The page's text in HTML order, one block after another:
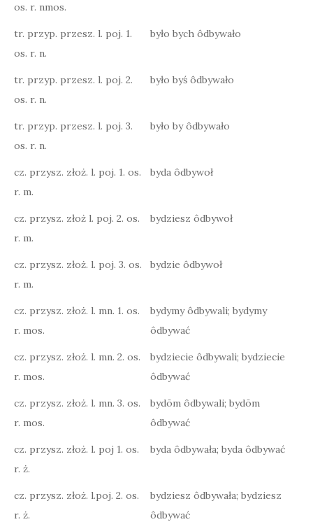
os. r. nmos.
tr. przyp. przesz. l. poj. 1.
os. r. n.
było bych ôdbywało
tr. przyp. przesz. l. poj. 2.
os. r. n.
było byś ôdbywało
tr. przyp. przesz. l. poj. 3.
os. r. n.
było by ôdbywało
cz. przysz. złoż. l. poj. 1. os.
r. m.
byda ôdbywoł
cz. przysz. złoż l. poj. 2. os.
r. m.
bydziesz ôdbywoł
cz. przysz. złoż. l. poj. 3. os.
r. m.
bydzie ôdbywoł
cz. przysz. złoż. l. mn. 1. os.
r. mos.
bydymy ôdbywali; bydymy
ôdbywać
cz. przysz. złoż. l. mn. 2. os.
r. mos.
bydziecie ôdbywali; bydziecie
ôdbywać
cz. przysz. złoż. l. mn. 3. os.
r. mos.
bydōm ôdbywali; bydōm
ôdbywać
cz. przysz. złoż. l. poj 1. os.
r. ż.
byda ôdbywała; byda ôdbywać
cz. przysz. złoż. l.poj. 2. os.
r. ż.
bydziesz ôdbywała; bydziesz
ôdbywać